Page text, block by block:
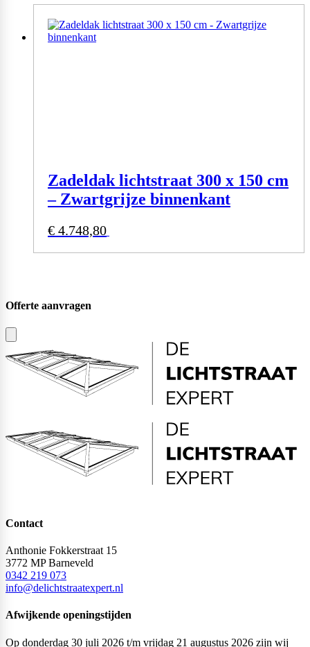
Zadeldak lichtstraat 300 x 150 cm
– Zwartgrijze binnenkant
€ 4.748,80
Offerte aanvragen
Contact
Anthonie Fokkerstraat 15
3772 MP Barneveld
0342 219 073
info@delichtstraatexpert.nl
Afwijkende openingstijden
Op donderdag 30 juli 2026 t/m vrijdag 21 augustus 2026 zijn wij